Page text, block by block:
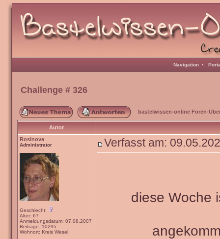
Navigation •
Challenge # 326
bastelwissen-online Foren-
Autor
Rosinova
Administrator
Geschlecht:
Alter: 67
Anmeldungsdatum: 07.08.2007
Beiträge: 10295
Wohnort: Kreis Wesel
Verfasst am:
diese Woche